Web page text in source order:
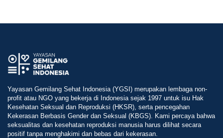
Yayasan Gemilang Sehat Indonesia (YGSI) merupakan lembaga non-
profit atau NGO yang bekerja di Indonesia sejak 1997 untuk isu Hak
Kesehatan Seksual dan Reproduksi (HKSR), serta pencegahan
Kekerasan Berbasis Gender dan Seksual (KBGS). Kami percaya bahwa
seksualitas dan kesehatan reproduksi manusia harus dilihat secara
positif tanpa menghakimi dan bebas dari kekerasan.